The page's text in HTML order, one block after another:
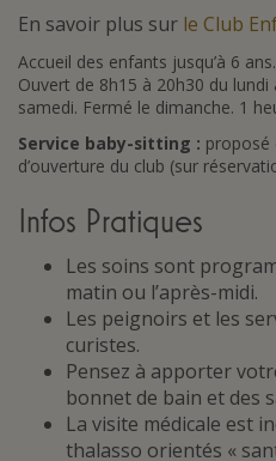
En savoir plus sur le Club
Accueil des enfants jusqu’à 6
Ouvert de 8h15 à 20h30 du
samedi. Fermé le dimanche. 1
Service baby-sitting : proposé
d’ouverture du club (sur
Infos Pratiques
Les soins sont
matin ou l’après-midi.
Les peignoirs et les
curistes.
Pensez à apporter
bonnet de bain et des
La visite médicale est
thalasso orientés «